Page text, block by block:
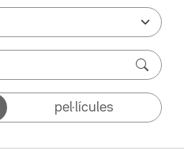
pel·lícules